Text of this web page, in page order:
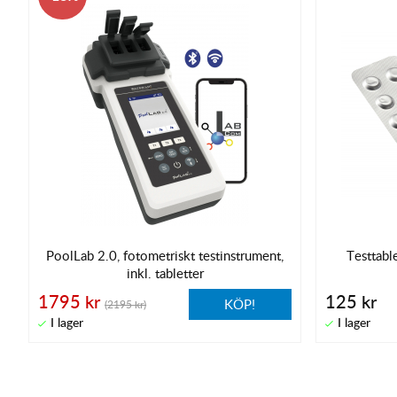
PoolLab 2.0, fotometriskt testinstrument,
inkl. tabletter
1795 kr (2195 kr) KÖP! 125 kr